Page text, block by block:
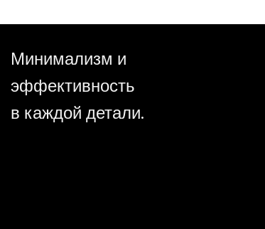
Минимализм и
эффективность
в каждой детали.